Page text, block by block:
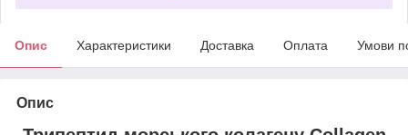
Опис Характеристики Доставка Оплата Умови
Опис